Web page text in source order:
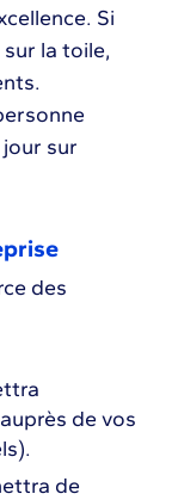
Si
la toile,
sur
des
de vos
de